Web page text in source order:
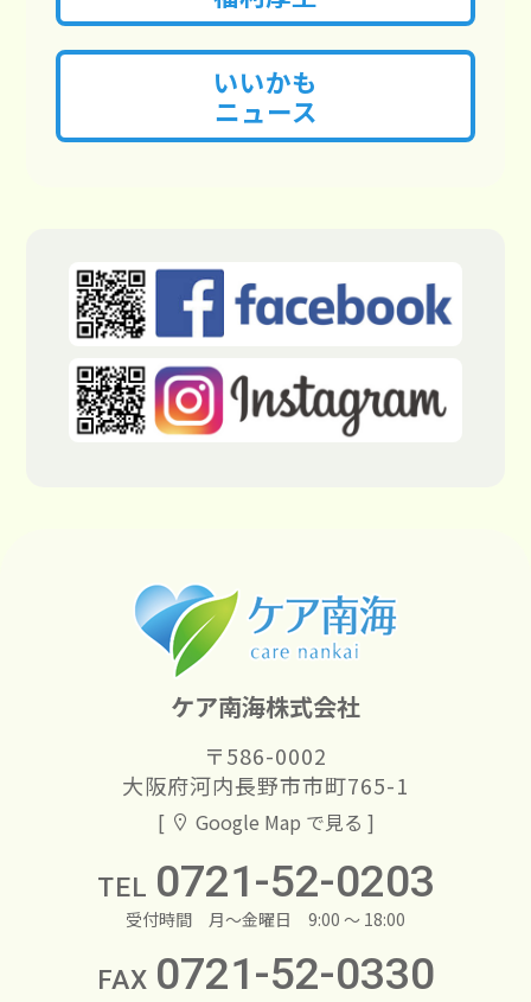
いいかも
ニュース
ケア南海株式会社
〒586-0002
大阪府河内長野市市町765-1
[ Google Map で見る ]
TEL 0721-52-0203
受付時間 月～金曜日 9:00 ～ 18:00
FAX 0721-52-0330